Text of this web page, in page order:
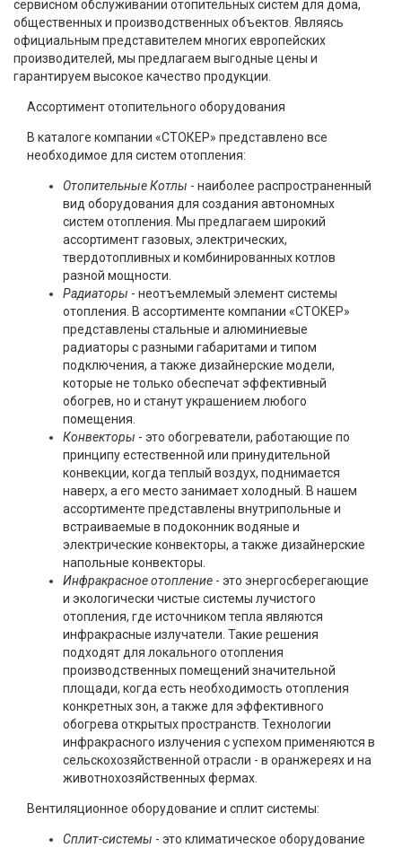
сервисном обслуживании отопительных систем для дома,
общественных и производственных объектов. Являясь
официальным представителем многих европейских
производителей, мы предлагаем выгодные цены и
гарантируем высокое качество продукции.
Ассортимент отопительного оборудования
В каталоге компании «СТОКЕР» представлено все
необходимое для систем отопления:
Отопительные Котлы - наиболее распространенный
вид оборудования для создания автономных
систем отопления. Мы предлагаем широкий
ассортимент газовых, электрических,
твердотопливных и комбинированных котлов
разной мощности.
Радиаторы - неотъемлемый элемент системы
отопления. В ассортименте компании «СТОКЕР»
представлены стальные и алюминиевые
радиаторы с разными габаритами и типом
подключения, а также дизайнерские модели,
которые не только обеспечат эффективный
обогрев, но и станут украшением любого
помещения.
Конвекторы - это обогреватели, работающие по
принципу естественной или принудительной
конвекции, когда теплый воздух, поднимается
наверх, а его место занимает холодный. В нашем
ассортименте представлены внутрипольные и
встраиваемые в подоконник водяные и
электрические конвекторы, а также дизайнерские
напольные конвекторы.
Инфракрасное отопление - это энергосберегающие
и экологически чистые системы лучистого
отопления, где источником тепла являются
инфракрасные излучатели. Такие решения
подходят для локального отопления
производственных помещений значительной
площади, когда есть необходимость отопления
конкретных зон, а также для эффективного
обогрева открытых пространств. Технологии
инфракрасного излучения с успехом применяются в
сельскохозяйственной отрасли - в оранжереях и на
животнохозяйственных фермах.
Вентиляционное оборудование и сплит системы:
Сплит-системы - это климатическое оборудование